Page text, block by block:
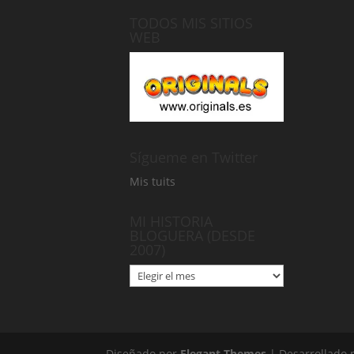
Mis tuits
MI
HISTORIA
2007)